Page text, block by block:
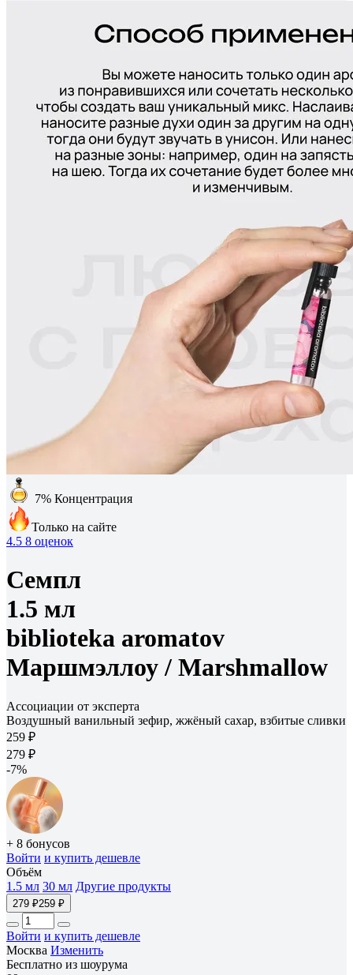
7% Концентрация
Только на сайте
4.5 8 оценок
Семпл
1.5 мл
biblioteka aromatov
Маршмэллоу / Marshmallow
Ассоциации от эксперта
Воздушный ванильный зефир, жжёный сахар, взбитые сливки
259 ₽
279 ₽
-7%
+ 8 бонусов
Войти и купить дешевле
Объём
1.5 мл 30 мл Другие продукты
279 ₽259 ₽
Войти и купить дешевле
Москва Изменить
Бесплатно из шоурума